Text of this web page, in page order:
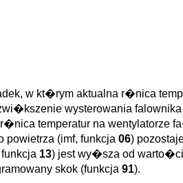
w kt�rym aktualna r�nica
wysterowania falownika
temperatur na wentylatorze
(imf, funkcja 06)
13) jest wy�sza od
skok (funkcja 91).